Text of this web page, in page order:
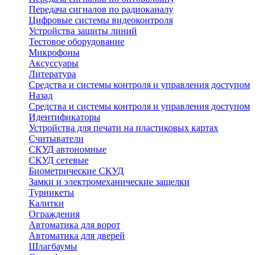
Передача сигналов по радиоканалу
Цифровые системы видеоконтроля
Устройства защиты линий
Тестовое оборудование
Микрофоны
Аксуссуары
Литература
Средства и системы контроля и управления доступом
Назад
Средства и системы контроля и управления доступом
Идентификаторы
Устройства для печати на пластиковых картах
Считыватели
СКУД автономные
СКУД сетевые
Биометрические СКУД
Замки и электромеханические защелки
Турникеты
Калитки
Ограждения
Автоматика для ворот
Автоматика для дверей
Шлагбаумы